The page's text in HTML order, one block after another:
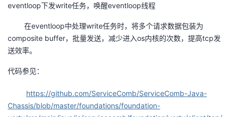
eventloop下发write任务，唤醒eventloop线程
在eventloop中处理write任务时，将多个请求数据包装为
composite buffer，批量发送，减少进入os内核的次数，提高tcp发
送效率。
代码参见：
https://github.com/ServiceComb/ServiceComb-Java-
Chassis/blob/master/foundations/foundation-